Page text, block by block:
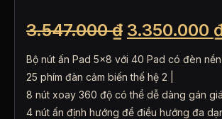
3.547.000₫ Giá
gốc
là:
3.547.000
3.350.000
Bộ nút ấn Pad 5×8 với 40 Pad có đèn nền
25 phím đàn cảm biến thế hệ 2 |
8 nút xoay 360 độ có thể dễ dàng gán giá
4 nút ấn định hướng để điều hướng đa